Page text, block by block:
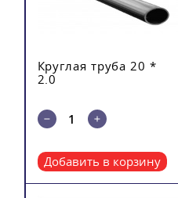
Круглая труба 20 *
2.0
Добавить в корзину